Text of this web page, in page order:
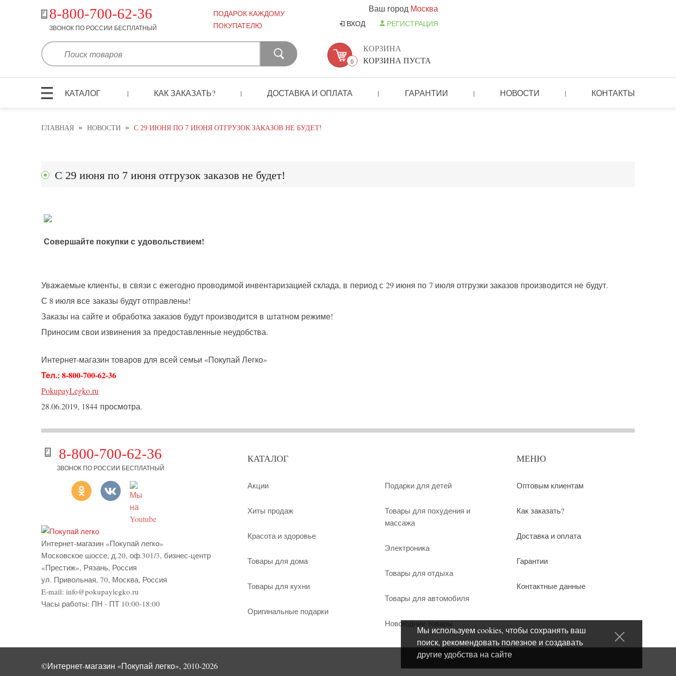
8-800-700-62-36
ЗВОНОК ПО РОССИИ БЕСПЛАТНЫЙ
ПОДАРОК КАЖДОМУ
ПОКУПАТЕЛЮ
Ваш город Москва
ВХОД РЕГИСТРАЦИЯ
0
КОРЗИНА
КОРЗИНА ПУСТА
КАТАЛОГ | КАК ЗАКАЗАТЬ? | ДОСТАВКА И ОПЛАТА | ГАРАНТИИ | НОВОСТИ | КОНТАКТЫ
ГЛАВНАЯ » НОВОСТИ » С 29 ИЮНЯ ПО 7 ИЮНЯ ОТГРУЗОК ЗАКАЗОВ НЕ БУДЕТ!
С 29 июня по 7 июня отгрузок заказов не будет!
Совершайте покупки с удовольствием!
Уважаемые клиенты, в связи с ежегодно проводимой инвентаризацией склада, в период с 29 июня по 7 июля отгрузки заказов производится не будут.
С 8 июля все заказы будут отправлены!
Заказы на сайте и обработка заказов будут производится в штатном режиме!
Приносим свои извинения за предоставленные неудобства.
Интернет-магазин товаров для всей семьи «Покупай Легко»
Тел.: 8-800-700-62-36
PokupayLegko.ru
28.06.2019, 1844 просмотра.
8-800-700-62-36
ЗВОНОК ПО РОССИИ БЕСПЛАТНЫЙ
Интернет-магазин «Покупай легко»
Московское шоссе, д.20, оф.301/3, бизнес-центр
«Престиж», Рязань, Россия
ул. Привольная, 70, Москва, Россия
E-mail: info@pokupaylegko.ru
Часы работы: ПН - ПТ 10:00-18:00
КАТАЛОГ
Акции
Хиты продаж
Красота и здоровье
Товары для дома
Товары для кухни
Оригинальные подарки
Подарки для детей
Товары для похудения и
массажа
Электроника
Товары для отдыха
Товары для автомобиля
Новогодние товары
МЕНЮ
Оптовым клиентам
Как заказать?
Доставка и оплата
Гарантии
Контактные данные
©Интернет-магазин «Покупай легко», 2010-2026
Мы используем cookies, чтобы сохранять ваш
поиск, рекомендовать полезное и создавать
другие удобства на сайте